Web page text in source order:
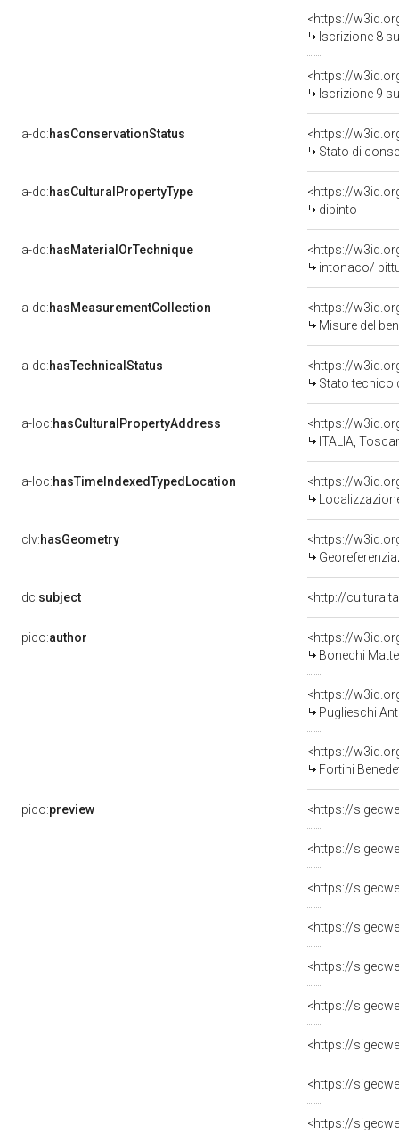
<https://
Iscrizione 8
<https://
Iscrizione 9
a-dd:hasConservationStatus
<https://
Stato di
a-dd:hasCulturalPropertyType
<https://
dipinto
a-dd:hasMaterialOrTechnique
<https://
intonaco/
a-dd:hasMeasurementCollection
<https://
Misure del
a-dd:hasTechnicalStatus
<https://
Stato tecnico
a-loc:hasCulturalPropertyAddress
<https://
ITALIA,
a-loc:hasTimeIndexedTypedLocation
<https://
clv:hasGeometry
<https://
dc:subject <http://
pico:author
<https://
Bonechi
<https://
Puglieschi
<https://
Fortini
pico:preview <https://
<https://
<https://
<https://
<https://
<https://
<https://
<https://
<https://